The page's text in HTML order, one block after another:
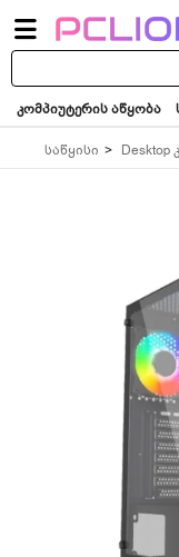
საძიებო
სიტყვა...
კომპიუტერის აწყობა
საწყისი Desktop